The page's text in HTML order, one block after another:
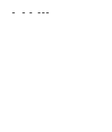
- - - ---